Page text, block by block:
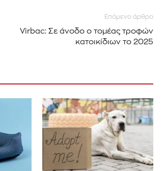
Επόμενο άρθρο
Virbac: Σε άνοδο ο τομέας τροφών
κατοικίδιων το 2025